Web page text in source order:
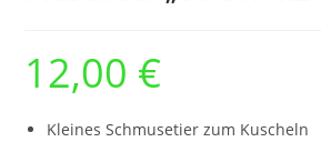
12,00 €
Kleines Schmusetier zum Kuscheln